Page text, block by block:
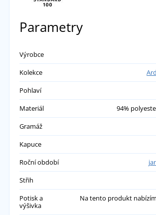
Parametry
Výrobce
Kolekce
Pohlaví
Materiál
94%
Gramáž
Kapuce
Roční období
Střih
Potisk a
výšivka
Na tento produkt